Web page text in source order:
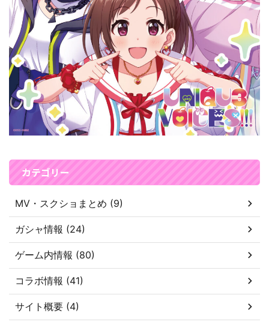
カテゴリー
MV・スクショまとめ (9)
ガシャ情報 (24)
ゲーム内情報 (80)
コラボ情報 (41)
サイト概要 (4)